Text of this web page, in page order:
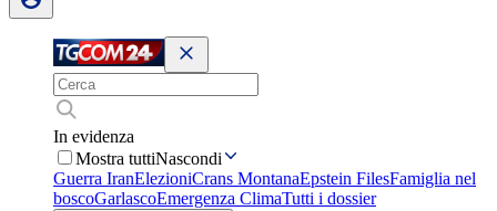
In evidenza
Mostra tuttiNascondi
Guerra IranElezioniCrans MontanaEpstein FilesFamiglia nel
boscoGarlascoEmergenza ClimaTutti i dossier